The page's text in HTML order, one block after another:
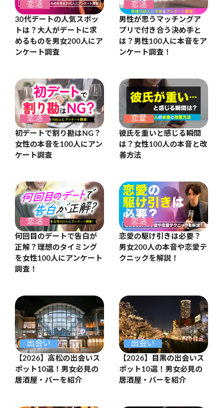
恋活
30代デートの人気スポッ
トは？大人がデートに求
めるものを男女200人にア
ンケート調査
恋活
男性が思うマッチングア
プリで付き合う決め手と
は？男性100人に本音をア
ンケート調査！
恋活
初デートで割り勘はNG？
女性の本音を100人にアン
ケート調査
恋愛
彼氏を重いと感じる瞬間
は？女性100人の本音と改
善方法
恋活
何回目のデートで告白が
正解？理想のタイミング
を女性100人にアンケート
調査！
恋活
恋愛の駆け引きは必要？
男女200人の本音や恋愛テ
クニックを解説！
出会い
【2026】高松の出会いス
ポット10選！男女必見の
居酒屋・バーを紹介
出会い
【2026】目黒の出会いス
ポット10選！男女必見の
居酒屋・バーを紹介